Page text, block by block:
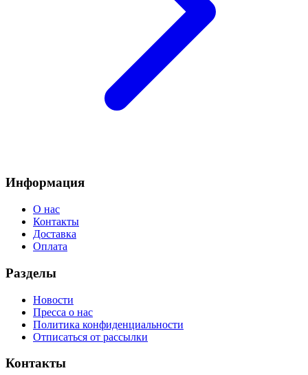
Информация
О нас
Контакты
Доставка
Оплата
Разделы
Новости
Пресса о нас
Политика конфиденциальности
Отписаться от рассылки
Контакты